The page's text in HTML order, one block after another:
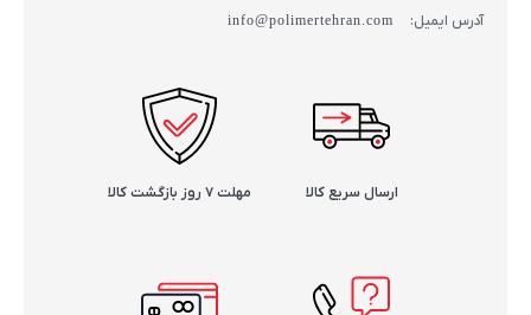
اشاره کرد:
کم و در شرایط معمولی مناسب است. بیشتر در فاضلاب‌های خانگی و
پروژه‌های کوچک‌تر به کار می‌رود.
لوله پلیکا فاضلاب قوی
: مناسب برای پروژه‌های صنعتی و سیستم‌های
آدرس ایمیل: info@polimertehran.com
ارسال سریع کالا مهلت ۷ روز بازگشت کالا